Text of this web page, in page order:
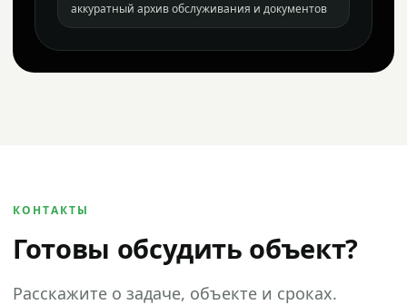
аккуратный архив обслуживания и документов
КОНТАКТЫ
Готовы обсудить объект?
Расскажите о задаче, объекте и сроках.